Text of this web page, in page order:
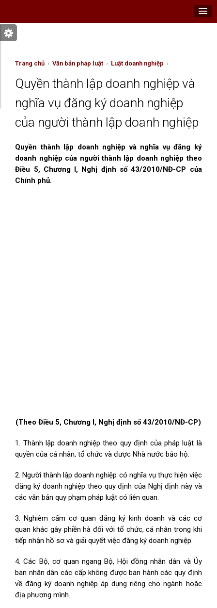
Trang chủ ›Văn bản pháp luật › Luật doanh nghiệp ›
Quyền thành lập doanh nghiệp và
nghĩa vụ đăng ký doanh nghiệp
của người thành lập doanh nghiệp
Quyền thành lập doanh nghiệp và nghĩa vụ đăng ký
doanh nghiệp của người thành lập doanh nghiệp theo
Điều 5, Chương I, Nghị định số 43/2010/NĐ-CP của
Chính phủ.
(Theo Điều 5, Chương I, Nghị định số 43/2010/NĐ-CP)
1. Thành lập doanh nghiệp theo quy định của pháp luật là
quyền của cá nhân, tổ chức và được Nhà nước bảo hộ.
2. Người thành lập doanh nghiệp có nghĩa vụ thực hiện việc
đăng ký doanh nghiệp theo quy định của Nghị định này và
các văn bản quy phạm pháp luật có liên quan.
3. Nghiêm cấm cơ quan đăng ký kinh doanh và các cơ
quan khác gây phiền hà đối với tổ chức, cá nhân trong khi
tiếp nhận hồ sơ và giải quyết việc đăng ký doanh nghiệp.
4. Các Bộ, cơ quan ngang Bộ, Hội đồng nhân dân và Ủy
ban nhân dân các cấp không được ban hành các quy định
về đăng ký doanh nghiệp áp dụng riêng cho ngành hoặc
địa phương mình.